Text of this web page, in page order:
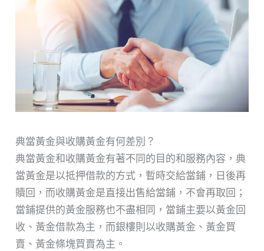
典當黃金與收購黃金有何差別？
典當黃金和收購黃金有著不同的目的和服務內容，典
當黃金是以抵押借款的方式，暫時交給當鋪，日後再
贖回，而收購黃金是直接出售給當鋪，不會再取回；
當鋪提供的黃金服務也不盡相同，當鋪主要以黃金回
收、黃金借款為主，而銀樓則以收購黃金、黃金買
賣、黃金條塊買賣為主。